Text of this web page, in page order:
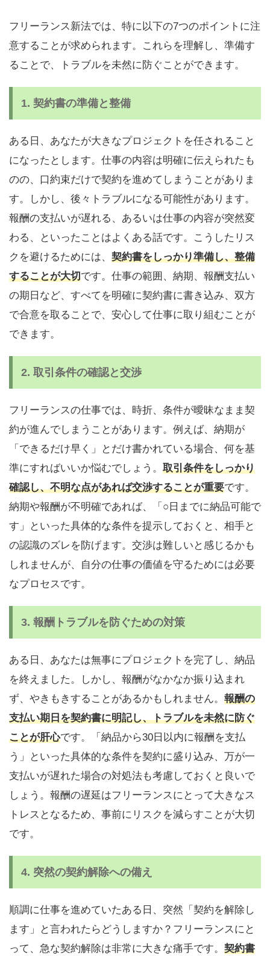
フリーランス新法では、特に以下の7つのポイントに注
意することが求められます。これらを理解し、準備す
ることで、トラブルを未然に防ぐことができます。
1. 契約書の準備と整備
ある日、あなたが大きなプロジェクトを任されること
になったとします。仕事の内容は明確に伝えられたも
のの、口約束だけで契約を進めてしまうことがありま
す。しかし、後々トラブルになる可能性があります。
報酬の支払いが遅れる、あるいは仕事の内容が突然変
わる、といったことはよくある話です。こうしたリス
クを避けるためには、 契約書をしっかり準備し、整備
することが大切です。仕事の範囲、納期、報酬支払い
の期日など、すべてを明確に契約書に書き込み、双方
で合意を取ることで、安心して仕事に取り組むことが
できます。
2. 取引条件の確認と交渉
フリーランスの仕事では、時折、条件が曖昧なまま契
約が進んでしまうことがあります。例えば、納期が
「できるだけ早く」とだけ書かれている場合、何を基
準にすればいいか悩むでしょう。 取引条件をしっかり
確認し、不明な点があれば交渉することが重要です。
納期や報酬が不明確であれば、「○日までに納品可能で
す」といった具体的な条件を提示しておくと、相手と
の認識のズレを防げます。交渉は難しいと感じるかも
しれませんが、自分の仕事の価値を守るためには必要
なプロセスです。
3. 報酬トラブルを防ぐための対策
ある日、あなたは無事にプロジェクトを完了し、納品
を終えました。しかし、報酬がなかなか振り込まれ
ず、やきもきすることがあるかもしれません。 報酬の
支払い期日を契約書に明記し、トラブルを未然に防ぐ
ことが肝心です。「納品から30日以内に報酬を支払
う」といった具体的な条件を契約に盛り込み、万が一
支払いが遅れた場合の対処法も考慮しておくと良いで
しょう。報酬の遅延はフリーランスにとって大きなス
トレスとなるため、事前にリスクを減らすことが大切
です。
4. 突然の契約解除への備え
順調に仕事を進めていたある日、突然「契約を解除し
ます」と言われたらどうしますか？フリーランスにと
って、急な契約解除は非常に大きな痛手です。 契約書